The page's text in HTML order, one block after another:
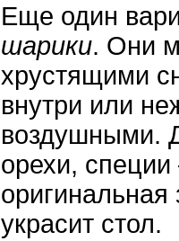
Еще один
шарики. Они
хрустящими
внутри или
воздушными.
орехи, специи
оригинальная
украсит стол.